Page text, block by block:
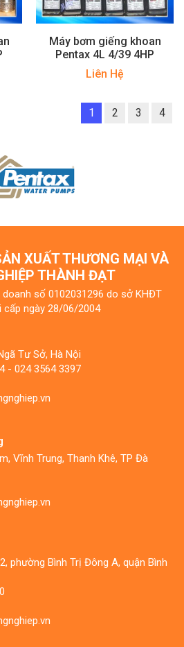
Máy bơm giếng khoan
Pentax 4L 4/39 4HP
Liên Hệ
1 2 3 4
XUẤT THƯƠNG MẠI VÀ
THÀNH ĐẠT
doanh số 0102031296 do sở KHĐT
cấp ngày 28/06/2004
Tư Sở, Hà Nội
- 024 3564 3397
Vĩnh Trung, Thanh Khê, TP Đà
phường Bình Trị Đông A, quận Bình